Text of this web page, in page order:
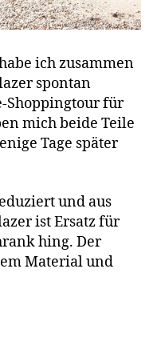
ich zusammen
spontan
Shoppingtour für
mich beide Teile
Tage später
und aus
ist Ersatz für
hing. Der
Material und